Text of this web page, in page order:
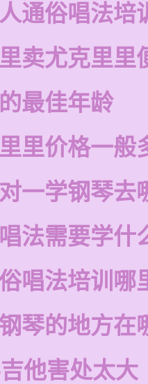
通俗唱法培
卖尤克里里
最佳年龄
里价格一般
一学钢琴去
法需要学什
唱法培训哪
琴的地方在
他害处太大